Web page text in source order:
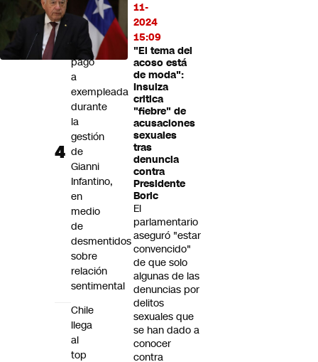
11-
2024
15:09
"El tema del
acoso está
de moda":
Insulza
critica
"fiebre" de
acusaciones
sexuales
tras
denuncia
contra
Presidente
Boric
El
parlamentario
aseguró "estar
convencido"
de que solo
algunas de las
denuncias por
delitos
sexuales que
se han dado a
conocer
contra
UEFA
confirma
pago
a
exempleada
durante
la
gestión
de
Gianni
Infantino,
en
medio
de
desmentidos
sobre
relación
sentimental
Chile
llega
al
top